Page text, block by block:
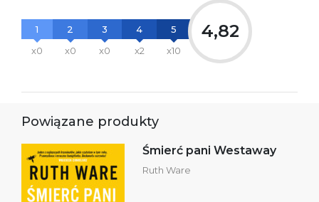
1
x0
2
x0
3
x0
4
x2
5
x10
4,82
Powiązane produkty
Śmierć pani Westaway
Ruth Ware